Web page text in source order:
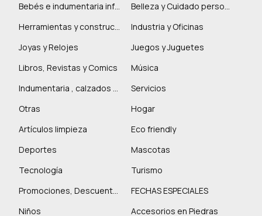
Bebés e indumentaria infantil
Belleza y Cuidado personal
Herramientas y construcción
Industria y Oficinas
Joyas y Relojes
Juegos y Juguetes
Libros, Revistas y Comics
Música
Indumentaria , calzados y marroquinería
Servicios
Otras
Hogar
Artículos limpieza
Eco friendly
Deportes
Mascotas
Tecnología
Turismo
Promociones, Descuentos y más
FECHAS ESPECIALES
Niños
Accesorios en Piedras